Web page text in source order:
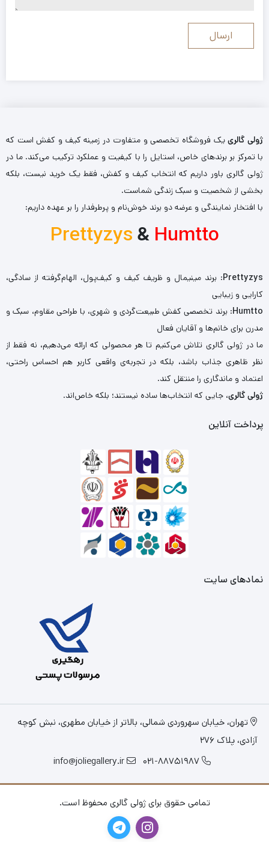
ژولی گالرییک فروشگاه تخصصی و متفاوت در زمینه کیف و کفش است که
با تمرکز بر برندهای خاص، استایل را با کیفیت و عملکرد ترکیب می‌کند. ما در
ژولی گالری باور داریم که انتخاب کیف و کفش، فقط یک خرید نیست، بلکه
بخشی از شخصیت و سبک زندگی شماست.
با افتخار نمایندگی و عرضه دو برند خوش‌نام و پرطرفدار را بر عهده داریم:
Prettyzys& Humtto
Prettyzys: برند مینیمال و ظریف کیف و کیف‌پول، الهام‌گرفته از سادگی،
کارایی و زیبایی
Humtto: برند تخصصی کفش طبیعت‌گردی و شهری، با طراحی مقاوم، سبک و
مدرن برای خانم‌ها و آقایان فعال
ما در ژولی گالری تلاش می‌کنیم تا هر محصولی که ارائه می‌دهیم، نه فقط از
نظر ظاهری جذاب باشد، بلکه در تجربه‌ی واقعی کاربر هم احساس راحتی،
اعتماد و ماندگاری را منتقل کند.
ژولی گالری، جایی که انتخاب‌ها ساده نیستند؛ بلکه خاص‌اند.
پرداخت آنلاین
نمادهای سایت
تهران، خیابان سهروردی شمالی، بالاتر از خیابان مطهری، نبش کوچه
آزادی، پلاک 276
021-88751987
info@joliegallery.ir
تمامی حقوق برای ژولی گالری محفوظ است.